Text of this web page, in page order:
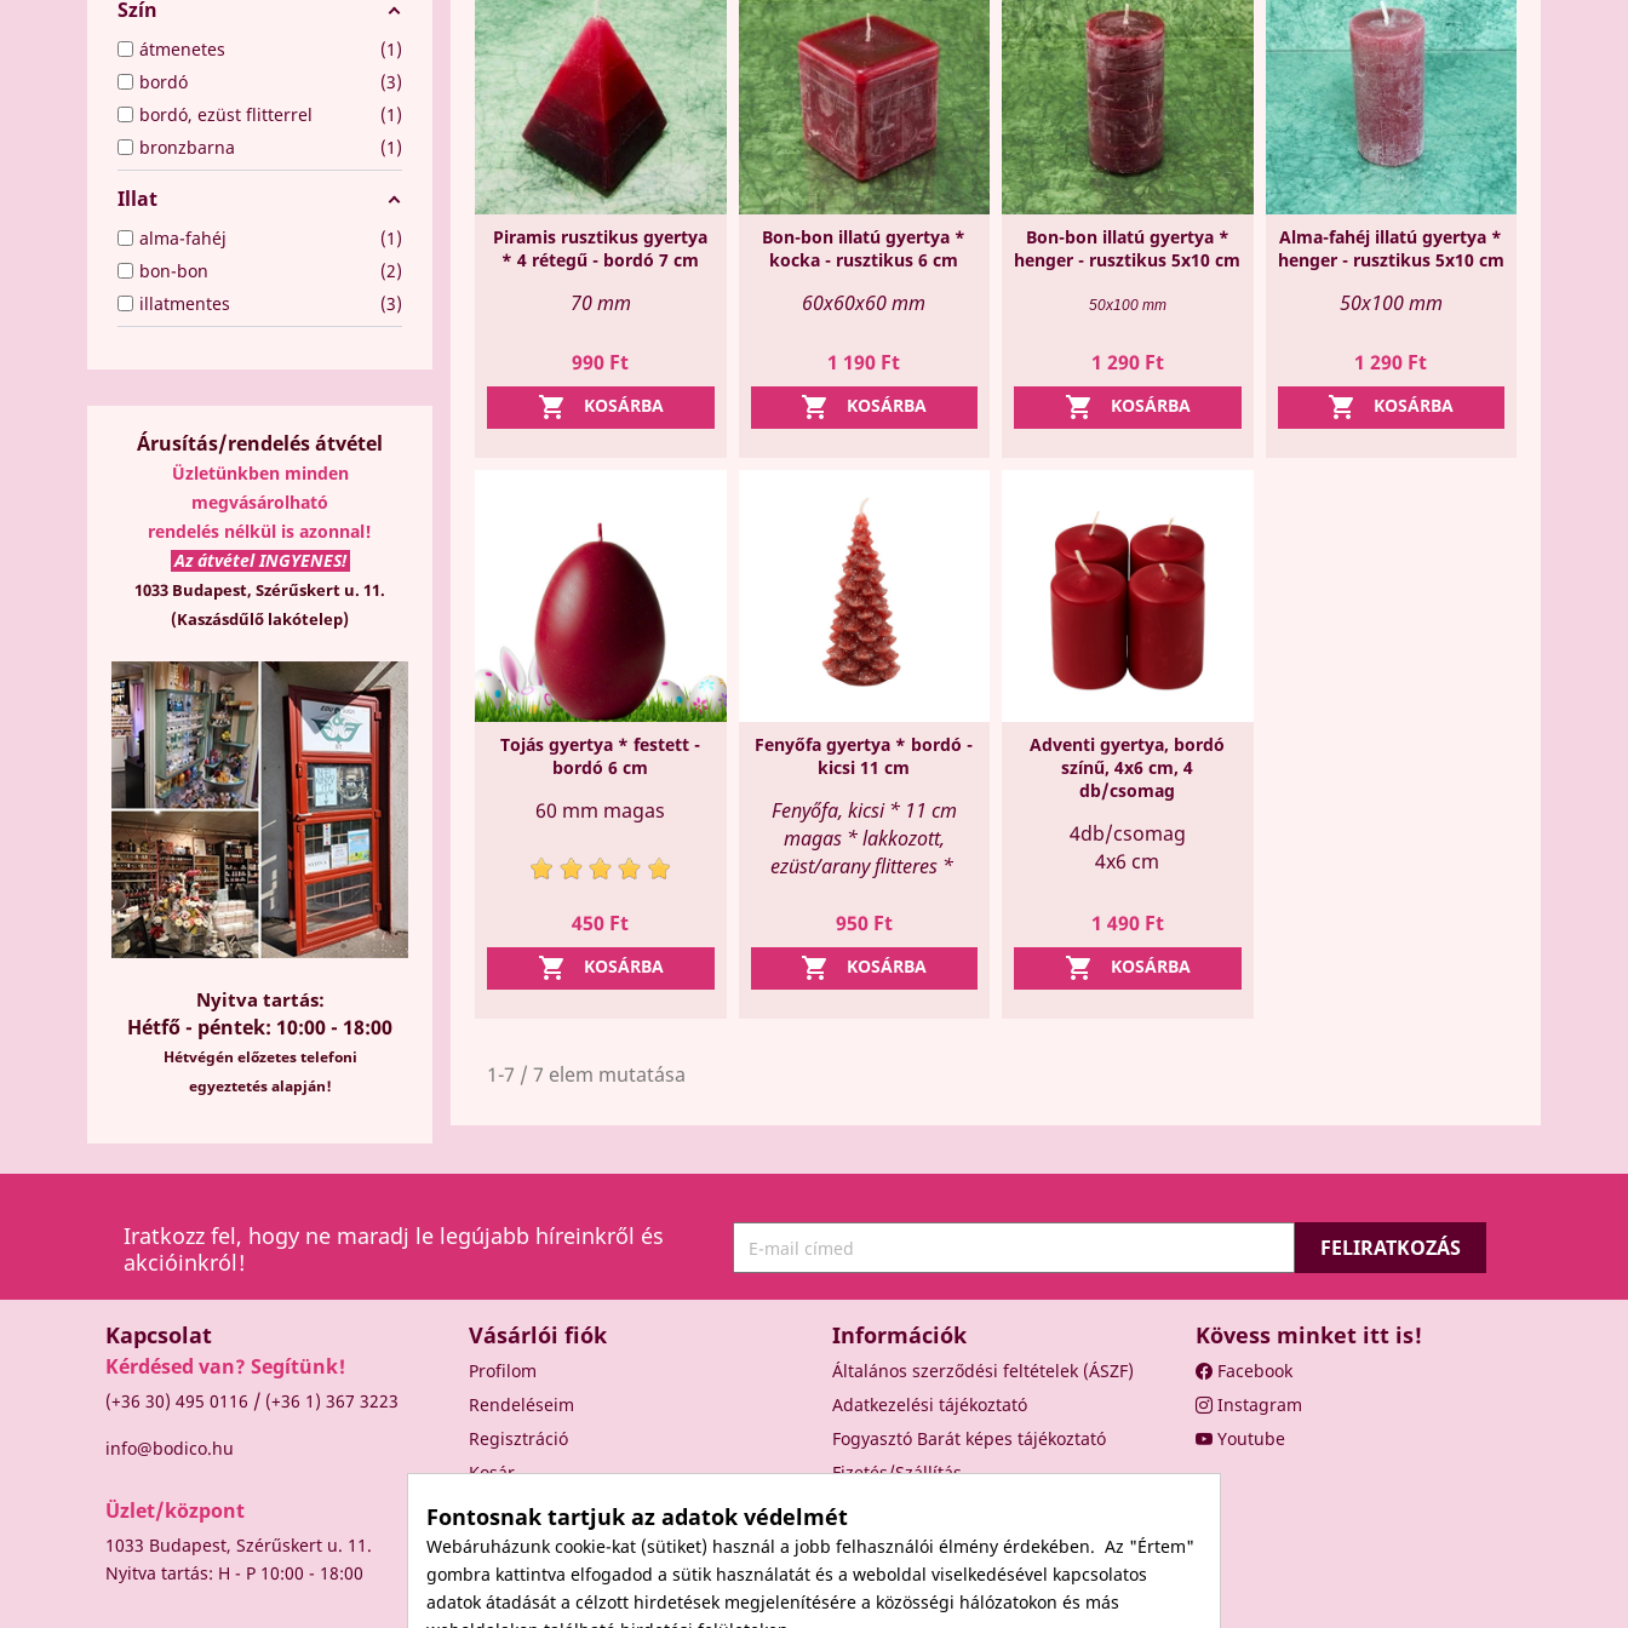
Piramis rusztikus gyertya
* 4 rétegű - bordó 7 cm
70 mm
Ár
990 Ft
 KOSÁRBA
Bon-bon illatú gyertya *
kocka - rusztikus 6 cm
60x60x60 mm
Ár
1 190 Ft
 KOSÁRBA
Bon-bon illatú gyertya *
henger - rusztikus 5x10 cm
50x100 mm
Ár
1 290 Ft
 KOSÁRBA
Alma-fahéj illatú gyertya *
henger - rusztikus 5x10 cm
50x100 mm
Ár
1 290 Ft
 KOSÁRBA
Tojás gyertya * festett -
bordó 6 cm
60 mm magas
Ár
450 Ft
 KOSÁRBA
Fenyőfa gyertya * bordó -
kicsi 11 cm
Fenyőfa, kicsi * 11 cm
magas * lakkozott,
ezüst/arany flitteres *
Ár
950 Ft
 KOSÁRBA
Adventi gyertya, bordó
színű, 4x6 cm, 4
db/csomag
4db/csomag
4x6 cm
Ár
1 490 Ft
 KOSÁRBA
1-7 / 7 elem mutatása
Szín
átmenetes
1
bordó
3
bordó, ezüst flitterrel
1
bronzbarna
1
Illat
alma-fahéj
1
bon-bon
2
illatmentes
3
Árusítás/rendelés átvétel
Üzletünkben minden
megvásárolható
rendelés nélkül is azonnal!
Az átvétel INGYENES!
1033 Budapest, Szérűskert u. 11.
(Kaszásdűlő lakótelep)
Nyitva tartás:
Hétfő - péntek: 10:00 - 18:00
Hétvégén előzetes telefoni
egyeztetés alapján!
Iratkozz fel, hogy ne maradj le legújabb híreinkről és
akcióinkról!
Kapcsolat
Kérdésed van? Segítünk!
(+36 30) 495 0116 / (+36 1) 367 3223
info@bodico.hu
Üzlet/központ
1033 Budapest, Szérűskert u. 11.
Nyitva tartás: H - P 10:00 - 18:00
Vásárlói fiók
Profilom
Rendeléseim
Regisztráció
Kosár
Információk
Általános szerződési feltételek (ÁSZF)
Adatkezelési tájékoztató
Fogyasztó Barát képes tájékoztató
Fizetés/Szállítás
Elállási nyilatkozat
Elállás a szerződéstől
Rólunk
Kapcsolat
Kövess minket itt is!
Facebook
Instagram
Youtube
Fontosnak tartjuk az adatok védelmét
Webáruházunk cookie-kat (sütiket) használ a jobb felhasználói élmény érdekében. Az "Értem"
gombra kattintva elfogadod a sütik használatát és a weboldal viselkedésével kapcsolatos
adatok átadását a célzott hirdetések megjelenítésére a közösségi hálózatokon és más